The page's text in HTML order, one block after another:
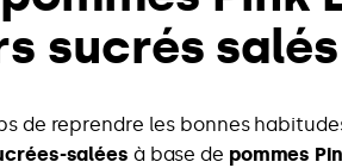
sucrés salés
de reprendre les bonnes
salées à base de pommes